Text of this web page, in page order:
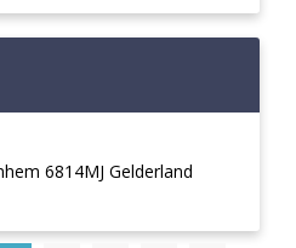
6814MJ Gelderland